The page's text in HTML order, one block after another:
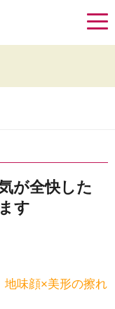
が全快した
す
地味顔×美形の擦れ